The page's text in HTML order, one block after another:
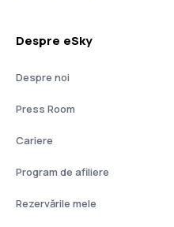
Despre eSky
Despre noi
Press Room
Cariere
Program de afiliere
Rezervările mele